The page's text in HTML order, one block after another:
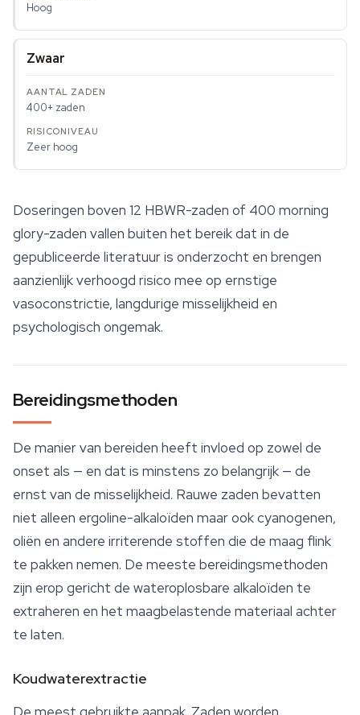
Hoog
Zwaar
400+ zaden
Zeer hoog
Doseringen boven 12 HBWR-zaden of 400 morning
glory-zaden vallen buiten het bereik dat in de
gepubliceerde literatuur is onderzocht en brengen
aanzienlijk verhoogd risico mee op ernstige
vasoconstrictie, langdurige misselijkheid en
psychologisch ongemak.
Bereidingsmethoden
De manier van bereiden heeft invloed op zowel de
onset als — en dat is minstens zo belangrijk — de
ernst van de misselijkheid. Rauwe zaden bevatten
niet alleen ergoline-alkaloïden maar ook cyanogenen,
oliën en andere irriterende stoffen die de maag flink
te pakken nemen. De meeste bereidingsmethoden
zijn erop gericht de wateroplosbare alkaloïden te
extraheren en het maagbelastende materiaal achter
te laten.
Koudwaterextractie